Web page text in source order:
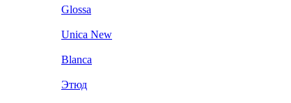
Glossa
Unica New
Blanca
Этюд